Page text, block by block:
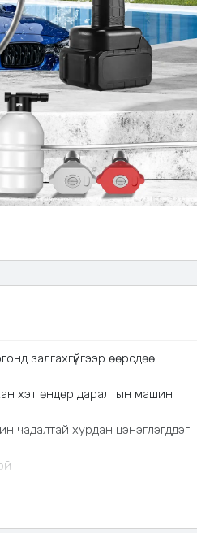
залгахгүйгээр өөрсдөө
хэт өндөр даралтын машин
чадалтай хурдан цэнэглэгддэг.
гадна мод бут гадна